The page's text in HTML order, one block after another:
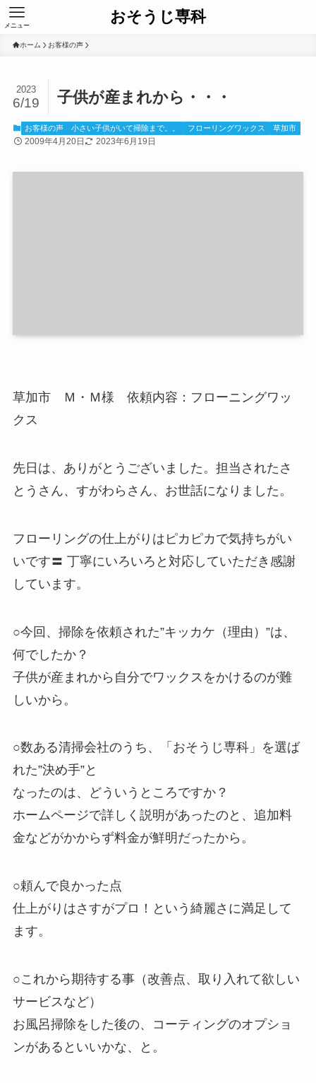
おそうじ専科
メニュー
ホーム お客様の声
子供が産まれから・・・
2023
6/19
お客様の声 小さい子供がいて掃除まで。。 フローリングワックス 草加市
2009年4月20日 2023年6月19日
草加市 Ｍ・Ｍ様 依頼内容：フローニングワッ
クス
先日は、ありがとうございました。担当されたさ
とうさん、すがわらさん、お世話になりました。
フローリングの仕上がりはピカピカで気持ちがい
いです〓 丁寧にいろいろと対応していただき感謝
しています。
○今回、掃除を依頼された”キッカケ（理由）”は、
何でしたか？
子供が産まれから自分でワックスをかけるのが難
しいから。
○数ある清掃会社のうち、「おそうじ専科」を選ば
れた”決め手”と
なったのは、どういうところですか？
ホームページで詳しく説明があったのと、追加料
金などがかからず料金が鮮明だったから。
○頼んで良かった点
仕上がりはさすがプロ！という綺麗さに満足して
ます。
○これから期待する事（改善点、取り入れて欲しい
サービスなど）
お風呂掃除をした後の、コーティングのオプショ
ンがあるといいかな、と。